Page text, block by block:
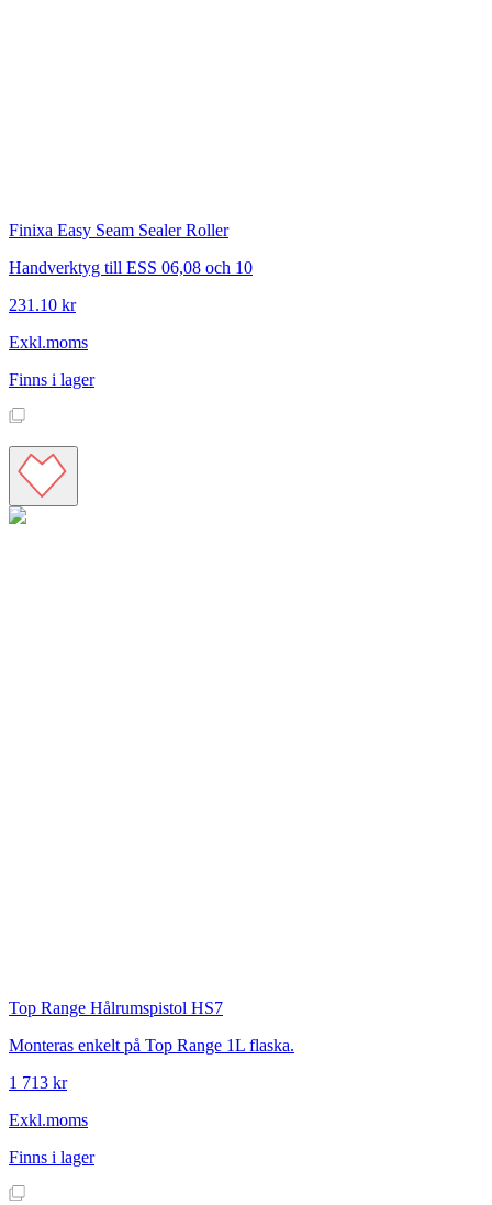
Finixa Easy Seam Sealer Roller
Handverktyg till ESS 06,08 och 10
231.10 kr
Exkl.moms
Finns i lager
Top Range Hålrumspistol HS7
Monteras enkelt på Top Range 1L flaska.
1 713 kr
Exkl.moms
Finns i lager